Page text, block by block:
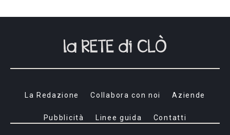
La Redazione Collabora con noi Aziende
Pubblicità Linee guida Contatti